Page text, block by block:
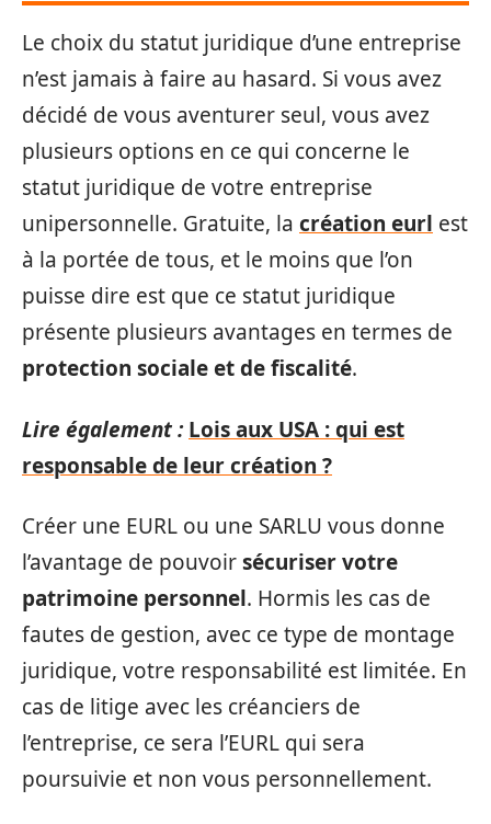
Le choix du statut juridique d’une entreprise
n’est jamais à faire au hasard. Si vous avez
décidé de vous aventurer seul, vous avez
plusieurs options en ce qui concerne le
statut juridique de votre entreprise
unipersonnelle. Gratuite, la création eurl est
à la portée de tous, et le moins que l’on
puisse dire est que ce statut juridique
présente plusieurs avantages en termes de
protection sociale et de fiscalité.
Lire également : Lois aux USA : qui est
responsable de leur création ?
Créer une EURL ou une SARLU vous donne
l’avantage de pouvoirsécuriser votre
patrimoine personnel. Hormis les cas de
fautes de gestion, avec ce type de montage
juridique, votre responsabilité est limitée. En
cas de litige avec les créanciers de
l’entreprise, ce sera l’EURL qui sera
poursuivie et non vous personnellement.